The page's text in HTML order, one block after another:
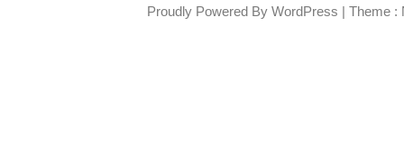
Proudly Powered By WordPress | Theme :